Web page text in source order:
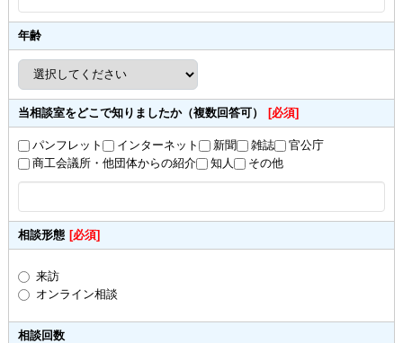
年齢
当相談室をどこで知りましたか（複数回答可） [必須]
パンフレット インターネット 新聞 雑誌
官公庁
商工会議所・他団体からの紹介
知人 その他
相談形態 [必須]
来訪
オンライン相談
相談回数